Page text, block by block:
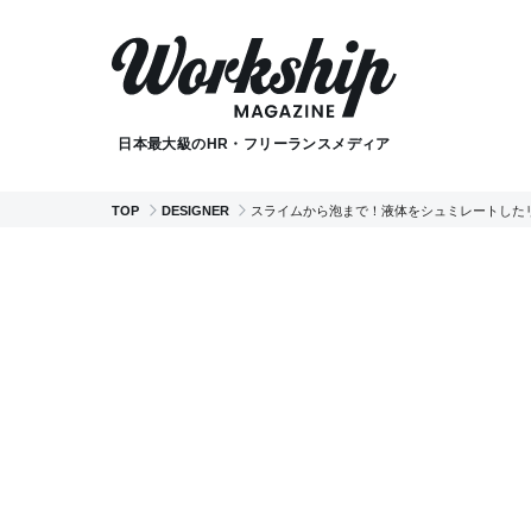
日本最大級のHR・フリーランスメディア
TOP DESIGNER スライムから泡まで！液体をシュミレートした